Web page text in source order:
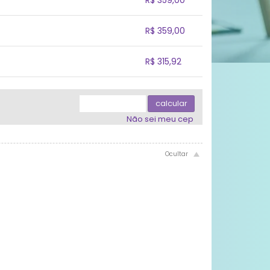
R$ 359,00
R$ 315,92
....
calcular
Não sei meu cep